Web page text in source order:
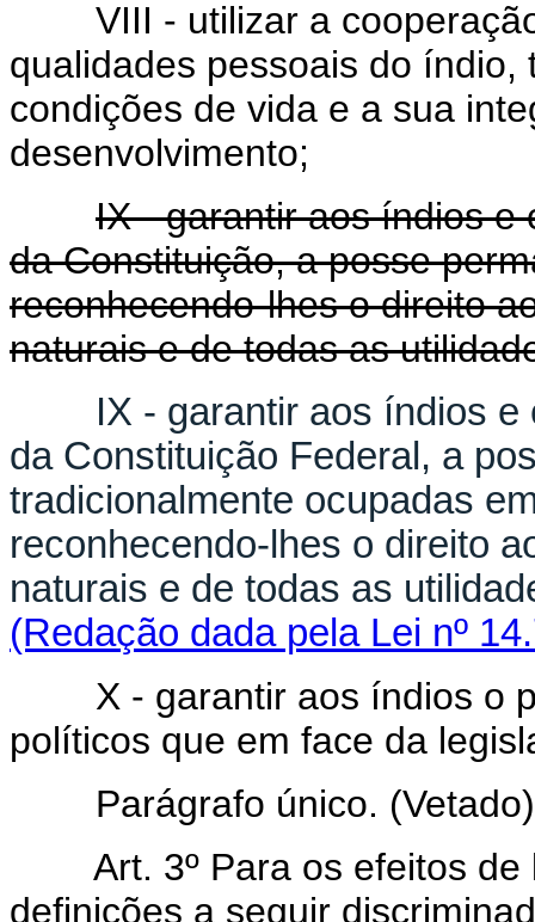
VIII - utilizar a
qualidades pessoais do
condições de vida e a sua
desenvolvimento;
IX - garantir aos índios e
da Constituição, a posse
reconhecendo-lhes o direito
naturais e de todas as
IX - garantir aos índios
da Constituição Federal, a
tradicionalmente ocupadas
reconhecendo-lhes o direito
naturais e de todas as
(Redação dada pela Lei nº
X - garantir aos índios o
políticos que em face da
Parágrafo único.
Art. 3º Para os efeitos
definições a seguir